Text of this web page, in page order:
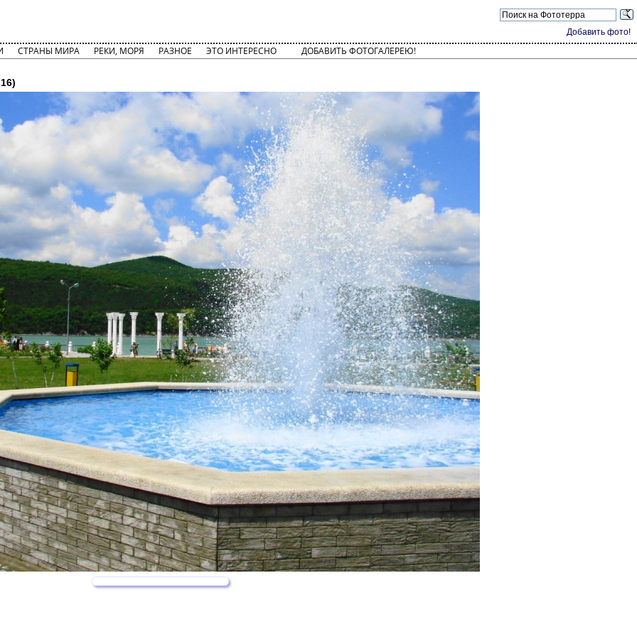
Добавить фото!
СТРАНЫ МИРА РЕКИ, МОРЯ РАЗНОЕ ЭТО ИНТЕРЕСНО ДОБАВИТЬ ФОТОГАЛЕРЕЮ!